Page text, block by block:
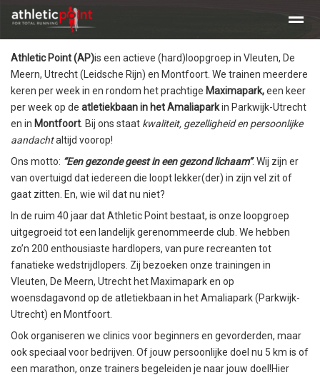
Training en tijden Beginners clinic hardlopen Clinic Marathon
Home Nieuws Agenda E-mail
Athletic Point (AP)is een actieve (hard)loopgroep in Vleuten, De
Meern, Utrecht (Leidsche Rijn) en Montfoort. We trainen meerdere
keren per week in en rondom het prachtige Maximapark,een keer
per week op de atletiekbaan in het Amaliaparkin Parkwijk-Utrecht
en in Montfoort . Bij ons staat kwaliteit, gezelligheid en persoonlijke
aandachtaltijd voorop!
Ons motto: “Een gezonde geest in een gezond lichaam”. Wij zijn er
van overtuigd dat iedereen die loopt lekker(der) in zijn vel zit of
gaat zitten. En, wie wil dat nu niet?
In de ruim 40 jaar dat Athletic Point bestaat, is onze loopgroep
uitgegroeid tot een landelijk gerenommeerde club. We hebben
zo’n 200 enthousiaste hardlopers, van pure recreanten tot
fanatieke wedstrijdlopers. Zij bezoeken onze trainingen in
Vleuten, De Meern, Utrecht het Maximapark en op
woensdagavond op de atletiekbaan in het Amaliapark (Parkwijk-
Utrecht) en Montfoort.
Ook organiseren we clinics voor beginners en gevorderden, maar
ook speciaal voor bedrijven. Of jouw persoonlijke doel nu 5 km is of
een marathon, onze trainers begeleiden je naar jouw doel!Hier